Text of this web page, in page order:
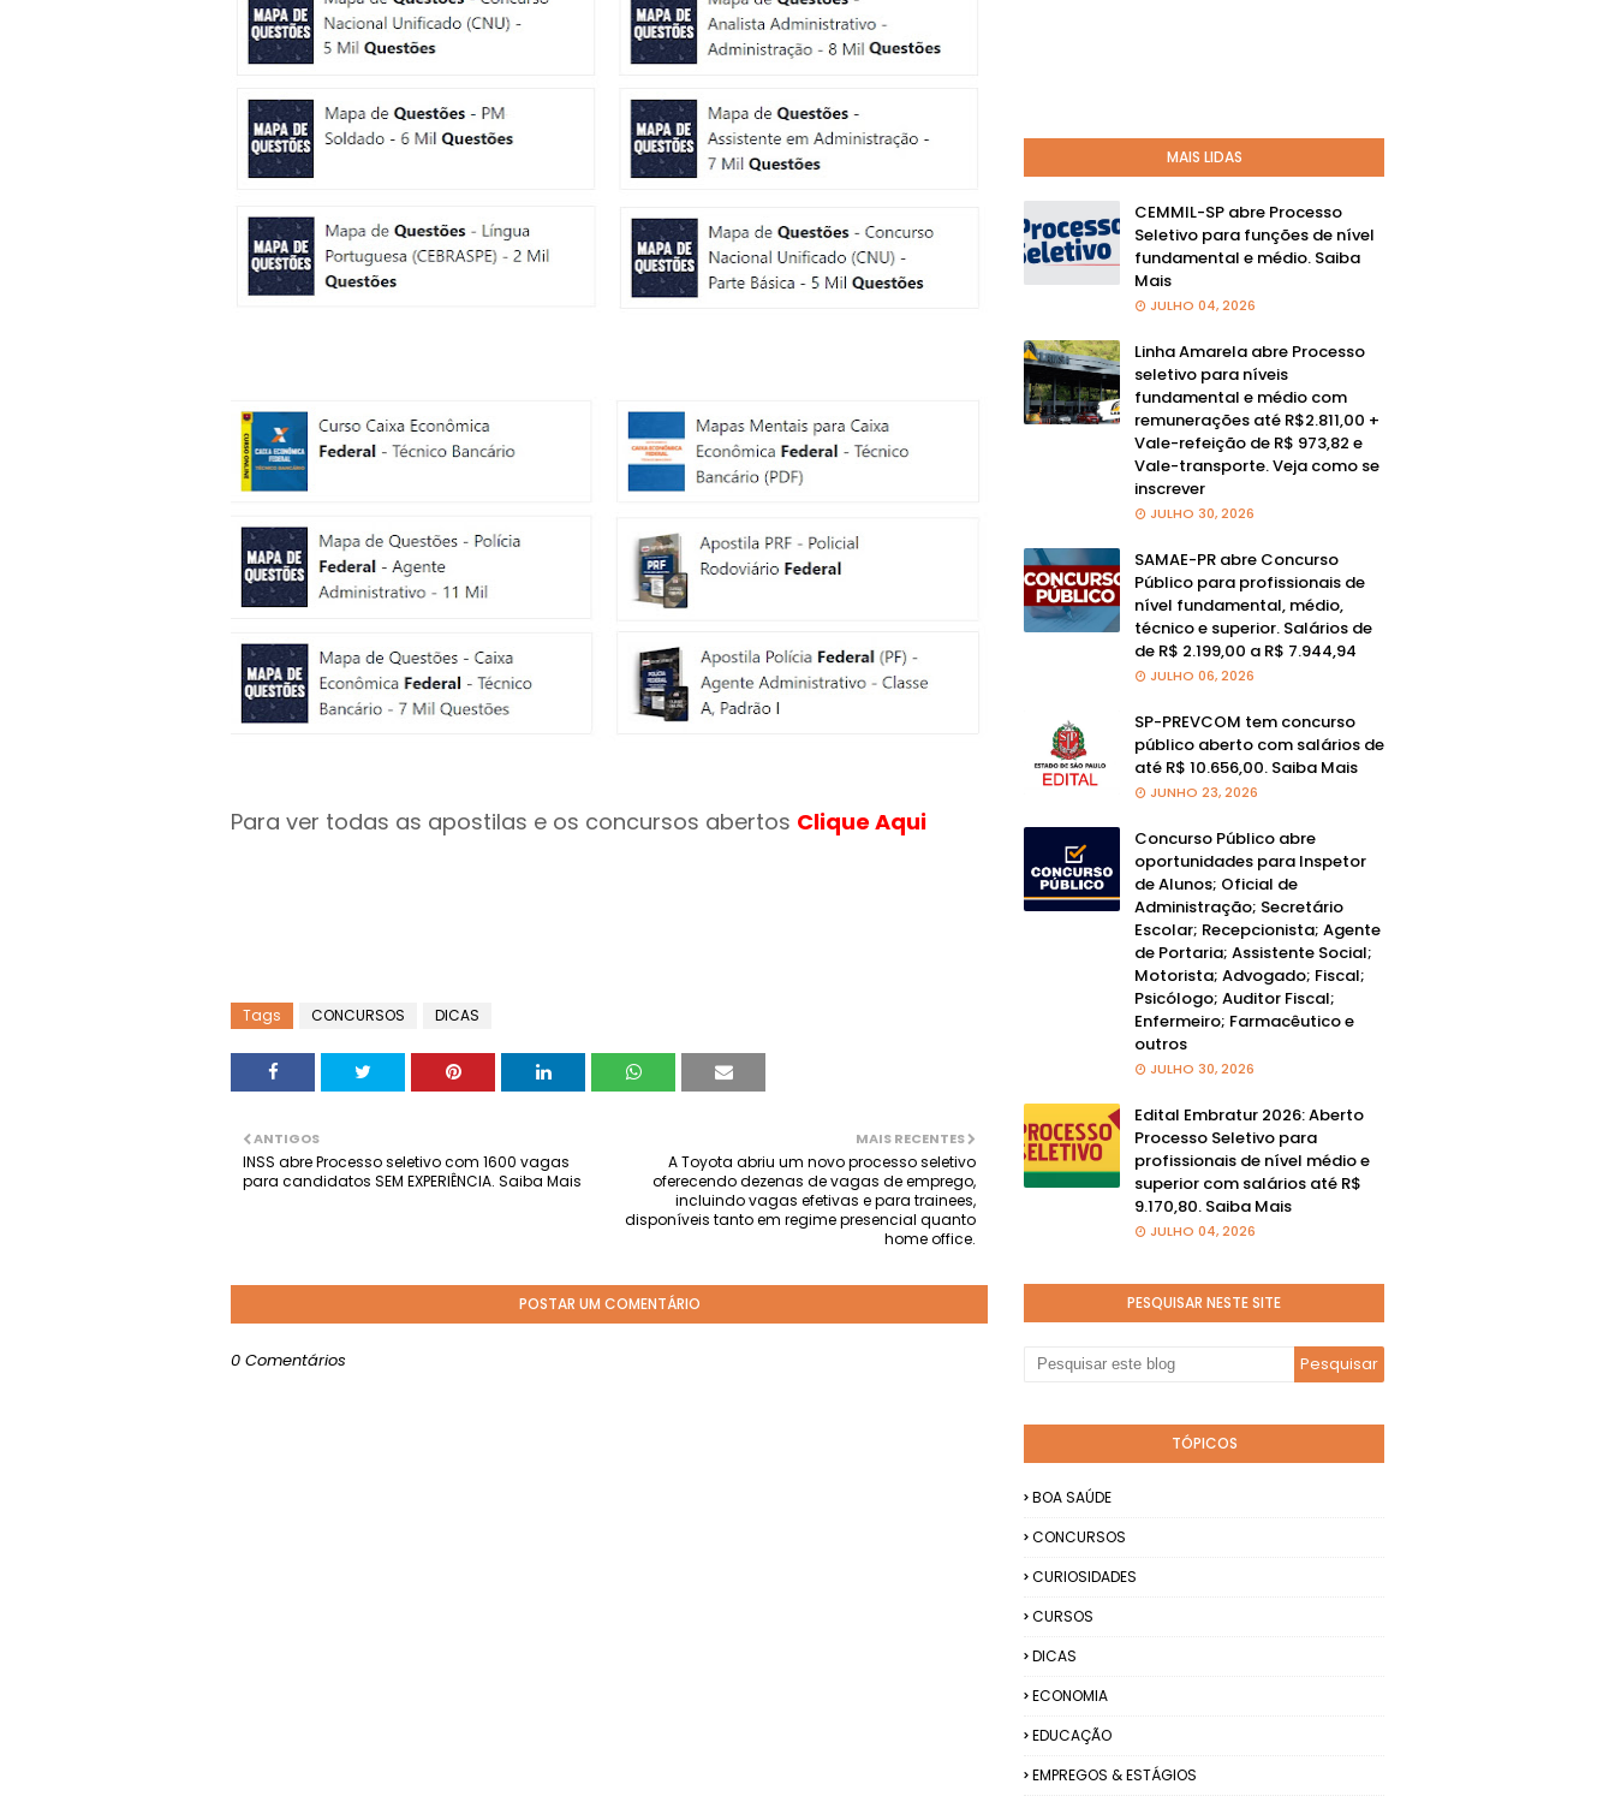
Para ver todas as apostilas e os concursos abertos Clique Aqui
Tags CONCURSOS DICAS
MAIS RECENTES
A Toyota abriu um novo processo seletivo
oferecendo dezenas de vagas de emprego,
incluindo vagas efetivas e para trainees,
disponíveis tanto em regime presencial quanto
home office.
ANTIGOS
INSS abre Processo seletivo com 1600 vagas
para candidatos SEM EXPERIÊNCIA. Saiba Mais
POSTAR UM COMENTÁRIO
0 Comentários
MAIS LIDAS
CEMMIL-SP abre Processo
Seletivo para funções de nível
fundamental e médio. Saiba
Mais
JULHO 04, 2026
Linha Amarela abre Processo
seletivo para níveis
fundamental e médio com
remunerações até R$2.811,00 +
Vale-refeição de R$ 973,82 e
Vale-transporte. Veja como se
inscrever
JULHO 30, 2026
SAMAE-PR abre Concurso
Público para profissionais de
nível fundamental, médio,
técnico e superior. Salários de
de R$ 2.199,00 a R$ 7.944,94
JULHO 06, 2026
SP-PREVCOM tem concurso
público aberto com salários de
até R$ 10.656,00. Saiba Mais
JUNHO 23, 2026
Concurso Público abre
oportunidades para Inspetor
de Alunos; Oficial de
Administração; Secretário
Escolar; Recepcionista; Agente
de Portaria; Assistente Social;
Motorista; Advogado; Fiscal;
Psicólogo; Auditor Fiscal;
Enfermeiro; Farmacêutico e
outros
JULHO 30, 2026
Edital Embratur 2026: Aberto
Processo Seletivo para
profissionais de nível médio e
superior com salários até R$
9.170,80. Saiba Mais
JULHO 04, 2026
PESQUISAR NESTE SITE
TÓPICOS
BOA SAÚDE
CONCURSOS
CURIOSIDADES
CURSOS
DICAS
ECONOMIA
EDUCAÇÃO
EMPREGOS & ESTÁGIOS